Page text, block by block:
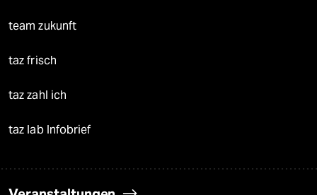
team zukunft
taz frisch
taz zahl ich
taz lab Infobrief